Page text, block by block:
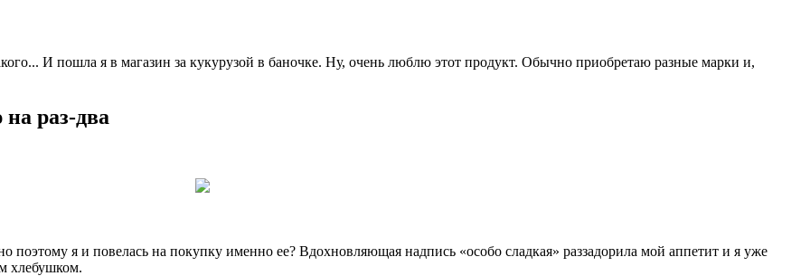
И пошла я в магазин за кукурузой в баночке. Ну, очень люблю этот продукт. Обычно приобретаю разные марки и,
раз-два
я и повелась на покупку именно ее? Вдохновляющая надпись «особо сладкая» раззадорила мой аппетит и я уже
хлебушком.